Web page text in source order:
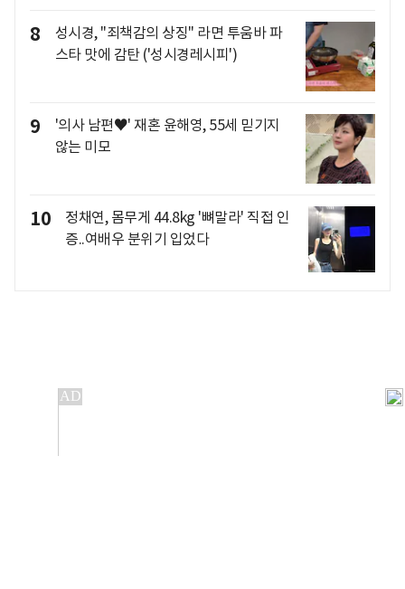
8
성시경, "죄책감의 상징" 라면 투움바 파
스타 맛에 감탄 ('성시경레시피')
9
'의사 남편♥' 재혼 윤해영, 55세 믿기지
않는 미모
10
정채연, 몸무게 44.8kg '뼈말라' 직접 인
증..여배우 분위기 입었다